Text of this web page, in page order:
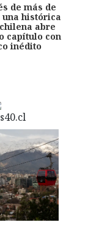
de más de
una histórica
abre
capítulo con
inédito